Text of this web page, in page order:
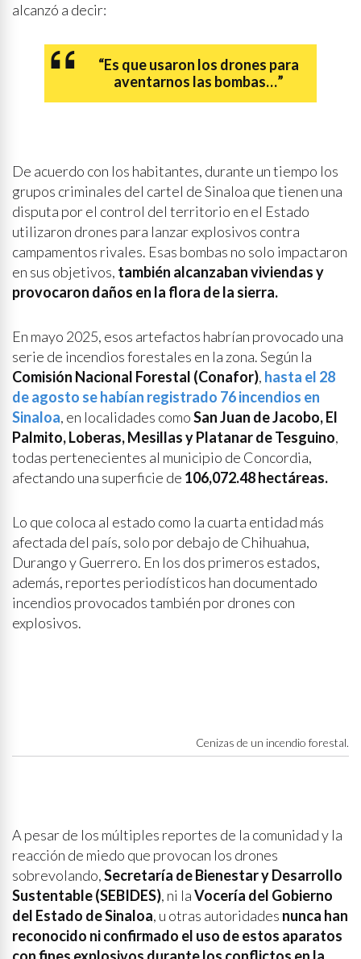
alcanzó a decir:
“Es que usaron los drones para
aventarnos las bombas…”
De acuerdo con los habitantes, durante un tiempo los
grupos criminales del cartel de Sinaloa que tienen una
disputa por el control del territorio en el Estado
utilizaron drones para lanzar explosivos contra
campamentos rivales. Esas bombas no solo impactaron
en sus objetivos, también alcanzaban viviendas y
provocaron daños en la flora de la sierra.
En mayo 2025, esos artefactos habrían provocado una
serie de incendios forestales en la zona. Según la
Comisión Nacional Forestal (Conafor), hasta el 28
de agosto se habían registrado 76 incendios en
Sinaloa, en localidades comoSan Juan de Jacobo, El
Palmito, Loberas, Mesillas y Platanar de Tesguino,
todas pertenecientes al municipio de Concordia,
afectando una superficie de 106,072.48 hectáreas.
Lo que coloca al estado como la cuarta entidad más
afectada del país, solo por debajo de Chihuahua,
Durango y Guerrero. En los dos primeros estados,
además, reportes periodísticos han documentado
incendios provocados también por drones con
explosivos.
Cenizas de un incendio forestal.
A pesar de los múltiples reportes de la comunidad y la
reacción de miedo que provocan los drones
sobrevolando,Secretaría de Bienestar y Desarrollo
Sustentable (SEBIDES), ni laVocería del Gobierno
del Estado de Sinaloa, u otras autoridades nunca han
reconocido ni confirmado el uso de estos aparatos